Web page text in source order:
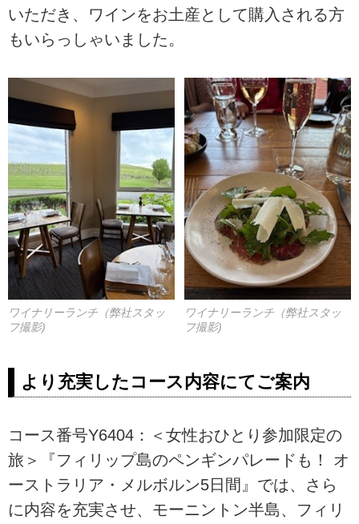
いただき、ワインをお土産として購入される方
もいらっしゃいました。
ワイナリーランチ（弊社スタッ
フ撮影)
ワイナリーランチ（弊社スタッ
フ撮影)
より充実したコース内容にてご案内
コース番号Y6404：＜女性おひとり参加限定の
旅＞『フィリップ島のペンギンパレードも！ オ
ーストラリア・メルボルン5日間』では、さら
に内容を充実させ、モーニントン半島、フィリ